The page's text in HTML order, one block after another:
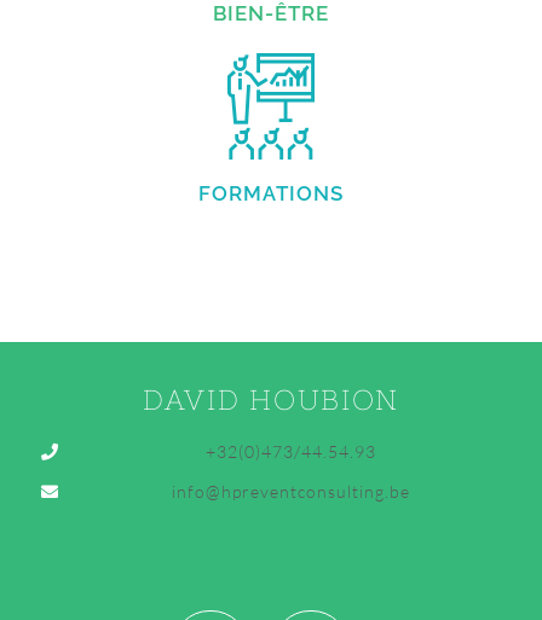
BIEN-ÊTRE
FORMATIONS
DAVID HOUBION
+32(0)473/44.54.93
info@hpreventconsulting.be